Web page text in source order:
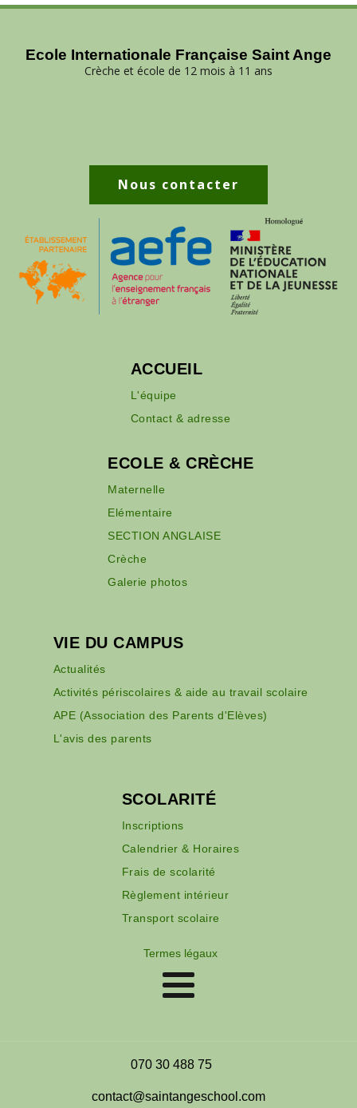
Ecole Internationale Française Saint Ange
Crèche et école de 12 mois à 11 ans
Nous contacter
ACCUEIL
L'équipe
Contact & adresse
ECOLE & CRÈCHE
Maternelle
Elémentaire
SECTION ANGLAISE
Crèche
Galerie photos
VIE DU CAMPUS
Actualités
Activités périscolaires & aide au travail scolaire
APE (Association des Parents d'Elèves)
L'avis des parents
SCOLARITÉ
Inscriptions
Calendrier & Horaires
Frais de scolarité
Règlement intérieur
Transport scolaire
Termes légaux
070 30 488 75
contact@saintangeschool.com